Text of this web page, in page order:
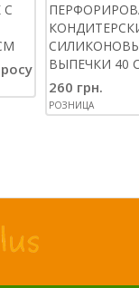
С
ВЫПЕЧКИ 40
260 грн.
РОЗНИЦА